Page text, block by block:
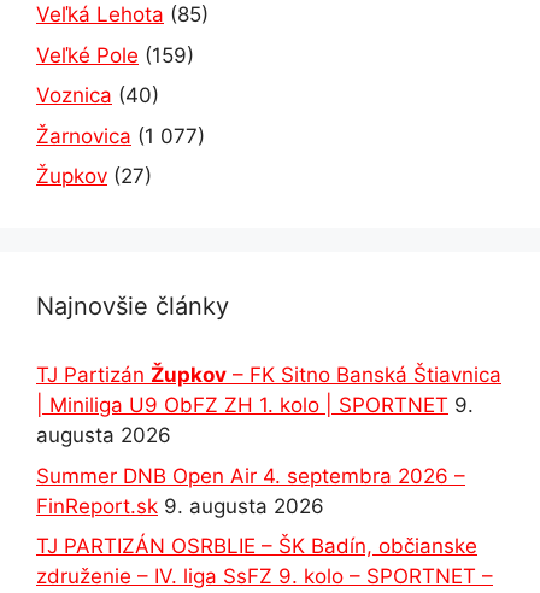
Veľká Lehota (85)
Veľké Pole (159)
Voznica (40)
Žarnovica (1 077)
Župkov (27)
Najnovšie články
TJ Partizán Župkov – FK Sitno Banská Štiavnica
| Miniliga U9 ObFZ ZH 1. kolo | SPORTNET 9.
augusta 2026
Summer DNB Open Air 4. septembra 2026 –
FinReport.sk 9. augusta 2026
TJ PARTIZÁN OSRBLIE – ŠK Badín, občianske
združenie – IV. liga SsFZ 9. kolo – SPORTNET –